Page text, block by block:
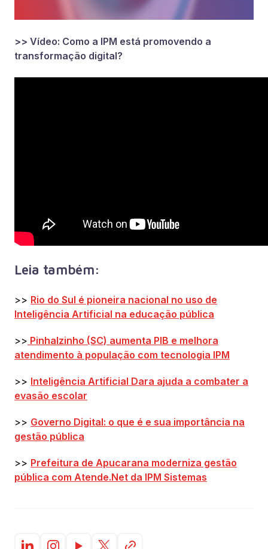
>> Vídeo: Como a IPM está promovendo a
transformação digital?
Leia também:
>> Rio do Sul é pioneira nacional no uso de
Inteligência Artificial na educação pública
>> Pinhalzinho (SC) aumenta PIB e melhora
atendimento à população com tecnologia IPM
>> Inteligência Artificial Dara ajuda a combater a
evasão escolar
>> Governo Digital: o que é e sua importância na
gestão pública
>> Prefeitura de Apucarana moderniza gestão
pública com Atende.Net da IPM Sistemas